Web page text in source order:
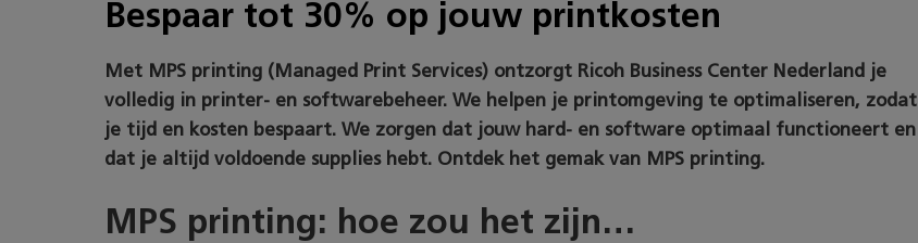
Bespaar tot 30% op jouw printkosten
Met MPS printing (Managed Print Services) ontzorgt Ricoh Business Center Nederland je
volledig in printer- en softwarebeheer. We helpen je printomgeving te optimaliseren, zodat
je tijd en kosten bespaart. We zorgen dat jouw hard- en software optimaal functioneert en
dat je altijd voldoende supplies hebt. Ontdek het gemak van MPS printing.
MPS printing: hoe zou het zijn…